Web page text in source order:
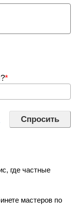
*
где частные
мастеров по